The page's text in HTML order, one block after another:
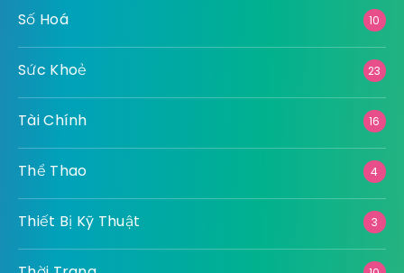
Số Hoá 10
Sức Khoẻ 23
Tài Chính 16
Thể Thao 4
Thiết Bị Kỹ Thuật 3